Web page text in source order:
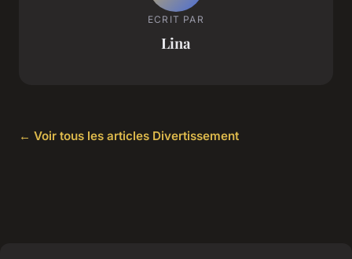
ECRIT PAR
Lina
← Voir tous les articles Divertissement